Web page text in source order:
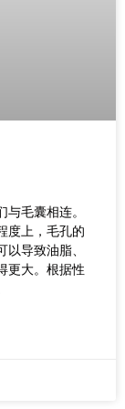
毛囊相连。
度上，毛孔的
导致油脂、
更大。根据性